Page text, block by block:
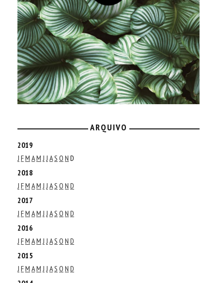
ARQUIVO
2019
J FM AM J J AS O N D
2018
J FM AM J J AS O N D
2017
J FM AM J J AS O N D
2016
J FM AM J J AS O N D
2015
J FM AM J J AS O N D